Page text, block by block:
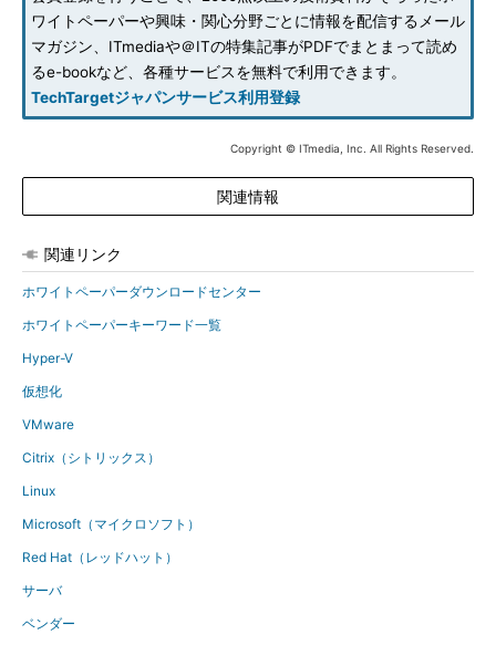
ワイトペーパーや興味・関心分野ごとに情報を配信するメール
マガジン、ITmediaや＠ITの特集記事がPDFでまとまって読め
るe-bookなど、各種サービスを無料で利用できます。
TechTargetジャパンサービス利用登録
Copyright © ITmedia, Inc. All Rights Reserved.
関連情報
関連リンク
ホワイトペーパーダウンロードセンター
ホワイトペーパーキーワード一覧
Hyper-V
仮想化
VMware
Citrix（シトリックス）
Linux
Microsoft（マイクロソフト）
Red Hat（レッドハット）
サーバ
ベンダー